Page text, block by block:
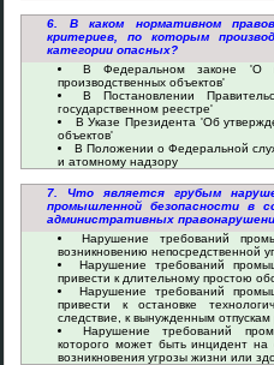
6. В каком нормативном
критериев, по которым
категории опасных?
В Федеральном законе 'О
производственных объектов'
В Постановлении
государственном реестре'
В Указе Президента 'Об
объектов'
В Положении о Федеральной
и атомному надзору
7. Что является грубым
промышленной безопасности в
административных
Нарушение требований
возникновению непосредственной
Нарушение требований
привести к длительному простою
Нарушение требований
привести к остановке
следствие, к вынужденным отпускам
Нарушение требований
которого может быть инцидент на
возникновения угрозы жизни или